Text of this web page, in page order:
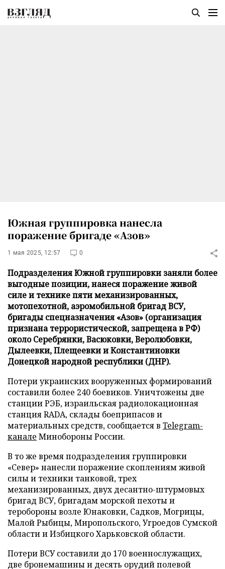
Южная группировка нанесла
поражение бригаде «Азов»
1 мая 2025, 12:57 0
Подразделения Южной группировки заняли более
выгодные позиции, нанеся поражение живой
силе и технике пяти механизированных,
мотопехотной, аэромобильной бригад ВСУ,
бригады спецназначения «Азов» (организация
признана террористической, запрещена в РФ)
около Серебрянки, Васюковки, Веролюбовки,
Дылеевки, Плещеевки и Константиновки
Донецкой народной республики (ДНР).
Потери украинских вооруженных формирований
составили более 240 боевиков. Уничтожены две
станции РЭБ, израильская радиолокационная
станция RADA, склады боеприпасов и
материальных средств, сообщается в Telegram-
канале Минобороны России.
В то же время подразделения группировки
«Север» нанесли поражение скоплениям живой
силы и техники танковой, трех
механизированных, двух десантно-штурмовых
бригад ВСУ, бригадам морской пехоты и
теробороны возле Юнаковки, Садков, Могрицы,
Малой Рыбицы, Миропольского, Угроедов Сумской
области и Избицкого Харьковской области.
Потери ВСУ составили до 170 военнослужащих,
две бронемашины и десять орудий полевой